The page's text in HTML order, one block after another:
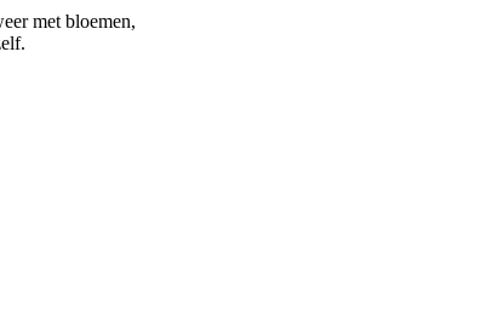
met bloemen,